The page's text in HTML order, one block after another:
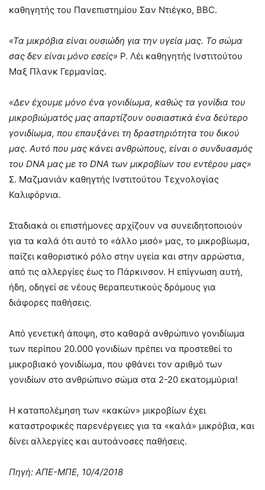
καθηγητής του Πανεπιστημίου Σαν Ντιέγκο, BBC.
«Τα μικρόβια είναι ουσιώδη για την υγεία μας. Το σώμα
σας δεν είναι μόνο εσείς» Ρ. Λέι καθηγητής Ινστιτούτου
Μαξ Πλανκ Γερμανίας.
«Δεν έχουμε μόνο ένα γονιδίωμα, καθώς τα γονίδια του
μικροβιώματός μας απαρτίζουν ουσιαστικά ένα δεύτερο
γονιδίωμα, που επαυξάνει τη δραστηριότητα του δικού
μας. Αυτό που μας κάνει ανθρώπους, είναι ο συνδυασμός
του DNA μας με το DNA των μικροβίων του εντέρου μας»
Σ. Μαζμανιάν καθηγτής Ινστιτούτου Τεχνολογίας
Καλιφόρνια.
Σταδιακά οι επιστήμονες αρχίζουν να συνειδητοποιούν
για τα καλά ότι αυτό το «άλλο μισό» μας, το μικροβίωμα,
παίζει καθοριστικό ρόλο στην υγεία και στην αρρώστια,
από τις αλλεργίες έως το Πάρκινσον. Η επίγνωση αυτή,
ήδη, οδηγεί σε νέους θεραπευτικούς δρόμους για
διάφορες παθήσεις.
Από γενετική άποψη, στο καθαρά ανθρώπινο γονιδίωμα
των περίπου 20.000 γονιδίων πρέπει να προστεθεί το
μικροβιακό γονιδίωμα, που φθάνει τον αριθμό των
γονιδίων στο ανθρώπινο σώμα στα 2-20 εκατομμύρια!
Η καταπολέμηση των «κακών» μικροβίων έχει
καταστροφικές παρενέργειες για τα «καλά» μικρόβια, και
δίνει αλλεργίες και αυτοάνοσες παθήσεις.
Πηγή: ΑΠΕ-ΜΠΕ, 10/4/2018